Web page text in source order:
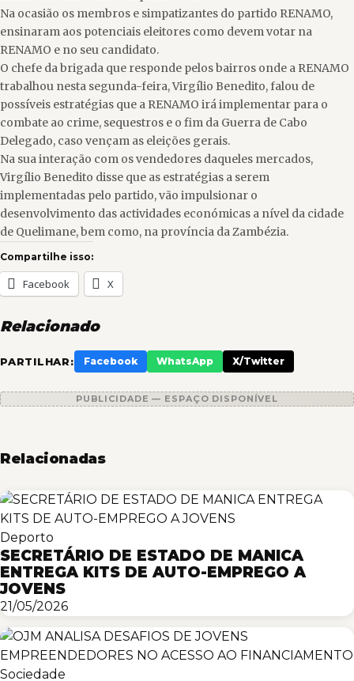
Na ocasião os membros e simpatizantes do partido RENAMO,
ensinaram aos potenciais eleitores como devem votar na
RENAMO e no seu candidato.
O chefe da brigada que responde pelos bairros onde a RENAMO
trabalhou nesta segunda-feira, Virgílio Benedito, falou de
possíveis estratégias que a RENAMO irá implementar para o
combate ao crime, sequestros e o fim da Guerra de Cabo
Delegado, caso vençam as eleições gerais.
Na sua interação com os vendedores daqueles mercados,
Virgílio Benedito disse que as estratégias a serem
implementadas pelo partido, vão impulsionar o
desenvolvimento das actividades económicas a nível da cidade
de Quelimane, bem como, na província da Zambézia.
Compartilhe isso:
Facebook X
Relacionado
PARTILHAR: Facebook WhatsApp X/Twitter
PUBLICIDADE — ESPAÇO DISPONÍVEL
Relacionadas
Deporto
SECRETÁRIO DE ESTADO DE MANICA
ENTREGA KITS DE AUTO-EMPREGO A
JOVENS
21/05/2026
Sociedade